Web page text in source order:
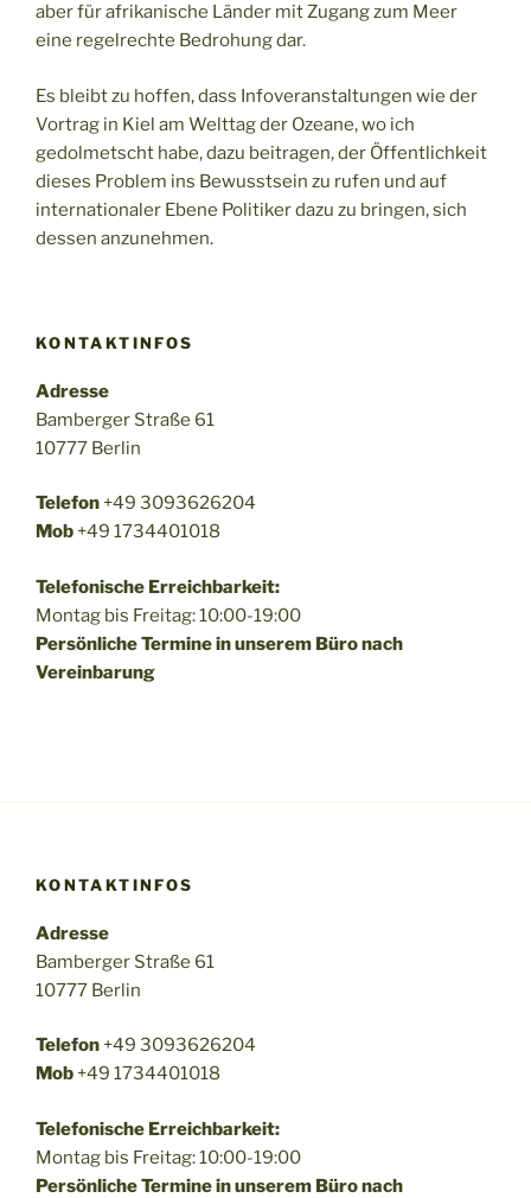
aber für afrikanische Länder mit Zugang zum Meer
eine regelrechte Bedrohung dar.
Es bleibt zu hoffen, dass Infoveranstaltungen wie der
Vortrag in Kiel am Welttag der Ozeane, wo ich
gedolmetscht habe, dazu beitragen, der Öffentlichkeit
dieses Problem ins Bewusstsein zu rufen und auf
internationaler Ebene Politiker dazu zu bringen, sich
dessen anzunehmen.
KONTAKTINFOS
Adresse
Bamberger Straße 61
10777 Berlin
Telefon +49 3093626204
Mob +49 1734401018
Telefonische Erreichbarkeit:
Montag bis Freitag: 10:00-19:00
Persönliche Termine in unserem Büro nach
Vereinbarung
KONTAKTINFOS
Adresse
Bamberger Straße 61
10777 Berlin
Telefon +49 3093626204
Mob +49 1734401018
Telefonische Erreichbarkeit:
Montag bis Freitag: 10:00-19:00
Persönliche Termine in unserem Büro nach